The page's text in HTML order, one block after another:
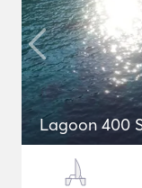
Lagoon 400